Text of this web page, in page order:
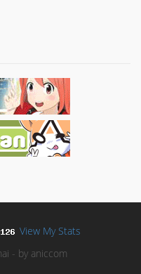
View My Stats
- by aniccom